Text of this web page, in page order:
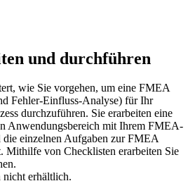
und durchführen
wie Sie vorgehen, um eine FMEA
Fehler-Einfluss-Analyse) für Ihr
durchzuführen. Sie erarbeiten eine
Anwendungsbereich mit Ihrem FMEA-
die einzelnen Aufgaben zur FMEA
Mithilfe von Checklisten erarbeiten Sie
nicht erhältlich.